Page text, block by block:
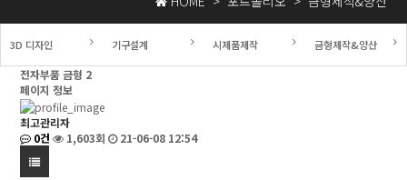
3D 디자인 기구설계 시제품제작 금형제작&양산
전자부품 금형 2
페이지 정보
최고관리자
0건
1,603회 21-06-08 12:54